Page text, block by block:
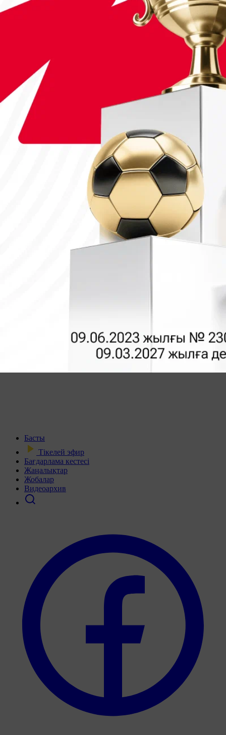
Басты
Тікелей эфир
Бағдарлама кестесі
Жаңалықтар
Жобалар
Видеоархив